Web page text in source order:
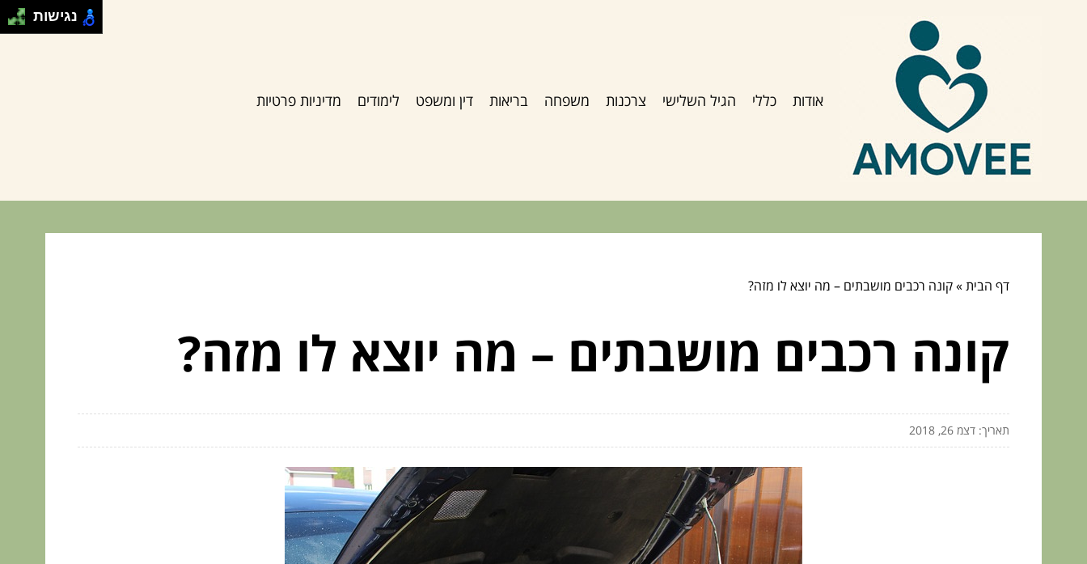
אודות כללי הגיל השלישי צרכנות משפחה בריאות דין ומשפט לימודים מדיניות פרטיות
דף הבית»קונה רכבים מושבתים – מה יוצא לו מזה?
קונה רכבים מושבתים – מה יוצא לו מזה?
תאריך: דצמ 26, 2018
נגישות